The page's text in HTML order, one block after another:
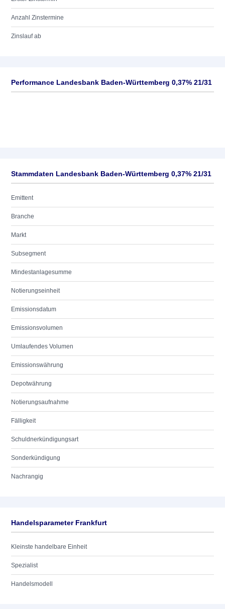
Anzahl Zinstermine
Zinslauf ab
Performance Landesbank Baden-Württemberg 0,37% 21/31
Stammdaten Landesbank Baden-Württemberg 0,37% 21/31
Emittent
Branche
Markt
Subsegment
Mindestanlagesumme
Notierungseinheit
Emissionsdatum
Emissionsvolumen
Umlaufendes Volumen
Emissionswährung
Depotwährung
Notierungsaufnahme
Fälligkeit
Schuldnerkündigungsart
Sonderkündigung
Nachrangig
Handelsparameter Frankfurt
Kleinste handelbare Einheit
Spezialist
Handelsmodell